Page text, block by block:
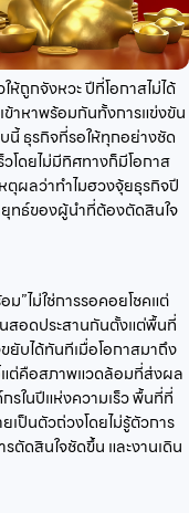
ถูกจังหวะ ปีที่โอกาสไม่ได้
ข้าหาพร้อมกันทั้งการแข่งขัน
นี้ ธุรกิจที่รอให้ทุกอย่างชัด
โดยไม่มีทิศทางก็มีโอกาส
ตุผลว่าทำไมฮวงจุ้ยธุรกิจปี
ยุทธ์ของผู้นำที่ต้องตัดสินใจ
”ไม่ใช่การรอคอยโชคแต่
สอดประสานกันตั้งแต่พื้นที่
ยับได้ทันทีเมื่อโอกาสมาถึง
แต่คือสภาพแวดล้อมที่ส่งผล
ในปีแห่งความเร็ว พื้นที่ที่
เป็นตัวถ่วงโดยไม่รู้ตัวการ
ดสินใจชัดขึ้น และงานเดิน